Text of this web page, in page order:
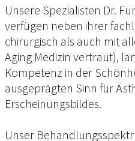
Unsere Spezialisten Dr.
verfügen neben ihrer
chirurgisch als auch mit
Aging Medizin vertraut),
Kompetenz in der
ausgeprägten Sinn für
Erscheinungsbildes.
Unser